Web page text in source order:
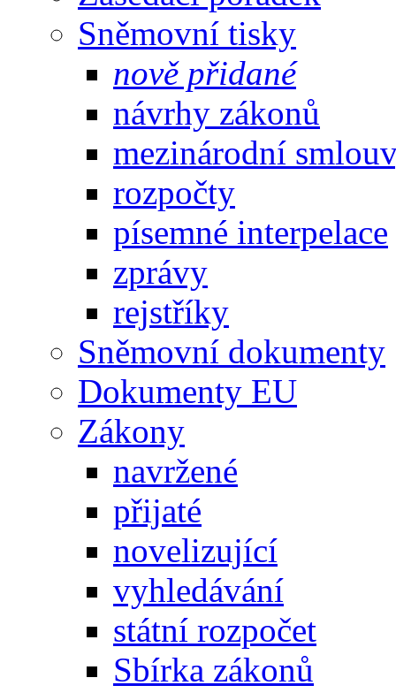
Sněmovní tisky
nově přidané
návrhy zákonů
mezinárodní
rozpočty
písemné interpelace
zprávy
rejstříky
Sněmovní dokumenty
Dokumenty EU
Zákony
navržené
přijaté
novelizující
vyhledávání
státní rozpočet
Sbírka zákonů